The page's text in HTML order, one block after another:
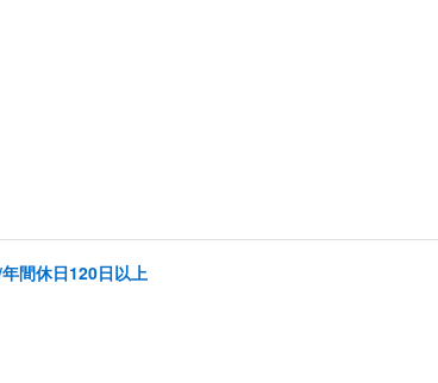
間休日120日以上